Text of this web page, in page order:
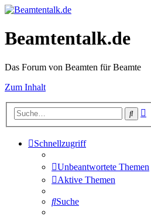
Beamtentalk.de
Das Forum von Beamten für Beamte
Zum Inhalt
Suche
Schnellzugriff
Unbeantwortete Themen
Aktive Themen
Suche